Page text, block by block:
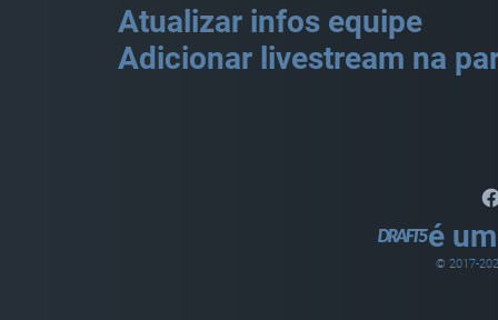
Atualizar infos equipe
Adicionar livestream na
é
© 2017-